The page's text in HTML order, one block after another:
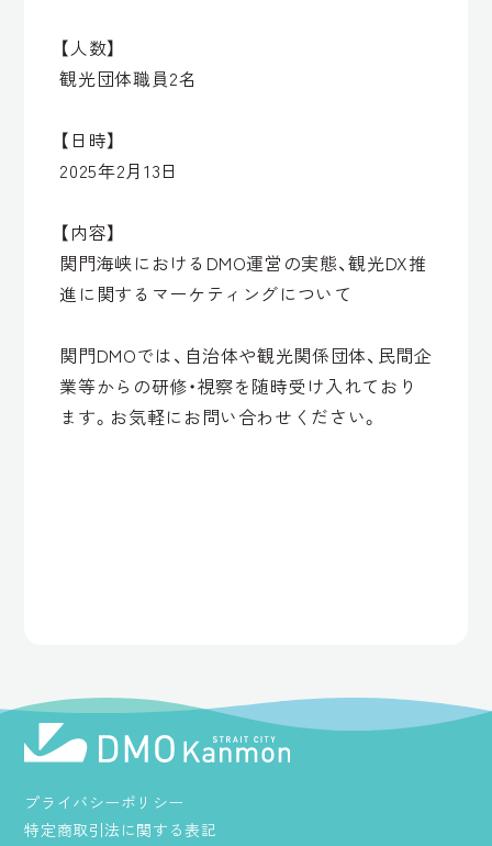
【人数】
観光団体職員2名
【日時】
2025年2月13日
【内容】
関門海峡におけるDMO運営の実態、観光DX推
進に関するマーケティングについて
関門DMOでは、自治体や観光関係団体、民間企
業等からの研修・視察を随時受け入れており
ます。お気軽にお問い合わせください。
プライバシーポリシー
特定商取引法に関する表記